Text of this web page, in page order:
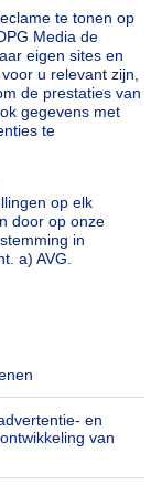
te koop
te koop
te koop
te koop
te koop
Frankrijk
Nederland